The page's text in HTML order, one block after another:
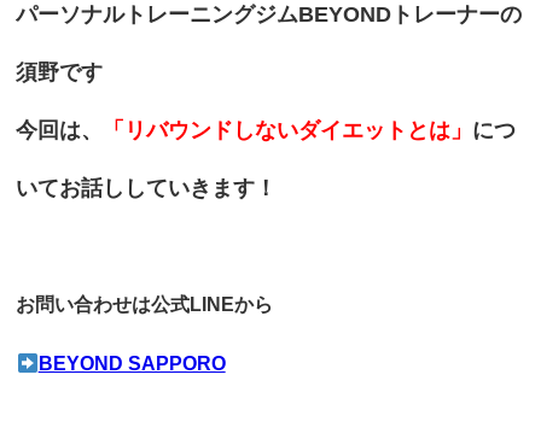
パーソナルトレーニングジムBEYONDトレーナーの
須野です
今回は、 「リバウンドしないダイエットとは」 につ
いてお話ししていきます！
お問い合わせは公式LINEから
BEYOND SAPPORO